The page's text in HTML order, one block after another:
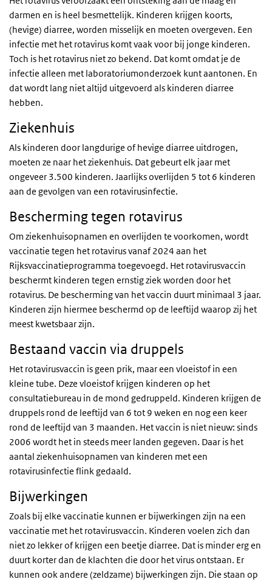
darmen en is heel besmettelijk. Kinderen krijgen koorts,
(hevige) diarree, worden misselijk en moeten overgeven. Een
infectie met het rotavirus komt vaak voor bij jonge kinderen.
Toch is het rotavirus niet zo bekend. Dat komt omdat je de
infectie alleen met laboratoriumonderzoek kunt aantonen. En
dat wordt lang niet altijd uitgevoerd als kinderen diarree
hebben.
Ziekenhuis
Als kinderen door langdurige of hevige diarree uitdrogen,
moeten ze naar het ziekenhuis. Dat gebeurt elk jaar met
ongeveer 3.500 kinderen. Jaarlijks overlijden 5 tot 6 kinderen
aan de gevolgen van een rotavirusinfectie.
Bescherming tegen rotavirus
Om ziekenhuisopnamen en overlijden te voorkomen, wordt
vaccinatie tegen het rotavirus vanaf 2024 aan het
Rijksvaccinatieprogramma toegevoegd. Het rotavirusvaccin
beschermt kinderen tegen ernstig ziek worden door het
rotavirus. De bescherming van het vaccin duurt minimaal 3 jaar.
Kinderen zijn hiermee beschermd op de leeftijd waarop zij het
meest kwetsbaar zijn.
Bestaand vaccin via druppels
Het rotavirusvaccin is geen prik, maar een vloeistof in een
kleine tube. Deze vloeistof krijgen kinderen op het
consultatiebureau in de mond gedruppeld. Kinderen krijgen de
druppels rond de leeftijd van 6 tot 9 weken en nog een keer
rond de leeftijd van 3 maanden. Het vaccin is niet nieuw: sinds
2006 wordt het in steeds meer landen gegeven. Daar is het
aantal ziekenhuisopnamen van kinderen met een
rotavirusinfectie flink gedaald.
Bijwerkingen
Zoals bij elke vaccinatie kunnen er bijwerkingen zijn na een
vaccinatie met het rotavirusvaccin. Kinderen voelen zich dan
niet zo lekker of krijgen een beetje diarree. Dat is minder erg en
duurt korter dan de klachten die door het virus ontstaan. Er
kunnen ook andere (zeldzame) bijwerkingen zijn. Die staan op